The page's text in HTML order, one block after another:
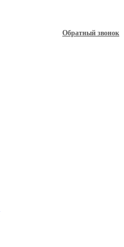
Обратный звонок